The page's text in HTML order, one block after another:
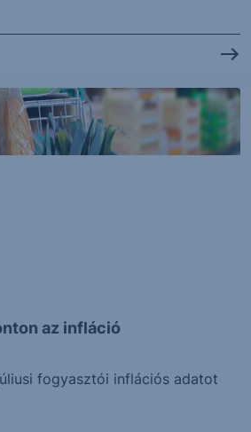
az infláció
fogyasztói inflációs adatot